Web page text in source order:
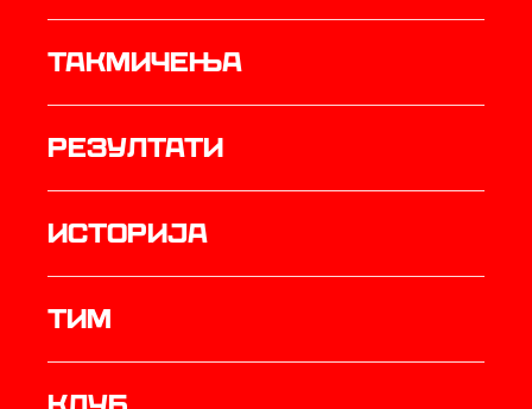
Такмичења
резултати
историја
ТИМ